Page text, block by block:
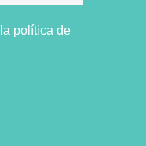
política de